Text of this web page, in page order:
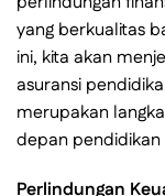
yang berkualitas
ini, kita akan
asuransi
merupakan
depan
Perlindungan